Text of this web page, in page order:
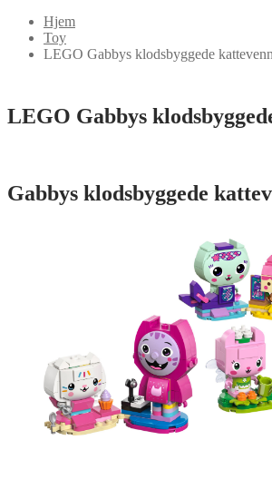
Hjem
Toy
LEGO Gabbys klodsbyggede
LEGO Gabbys
Gabbys klodsbyggede